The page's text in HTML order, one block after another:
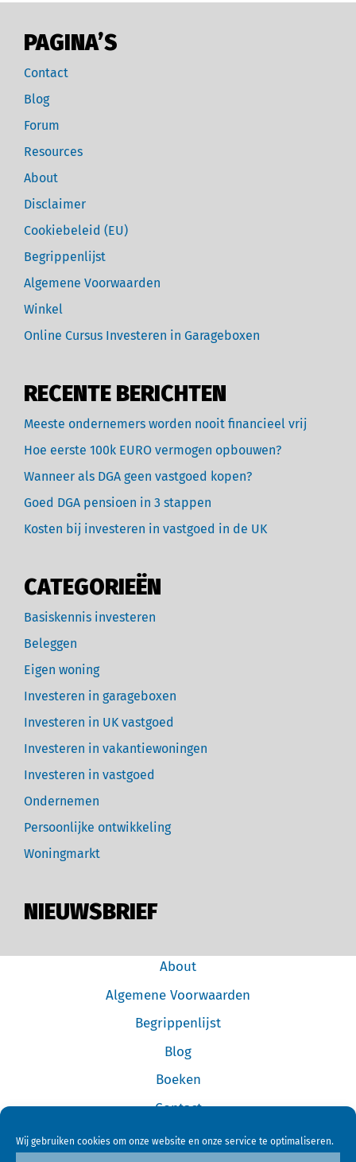
Wij gebruiken cookies om onze website en onze service te optimaliseren.
PAGINA’S
Contact
Blog
Forum
Resources
About
Disclaimer
Cookiebeleid (EU)
Begrippenlijst
Algemene Voorwaarden
Winkel
Online Cursus Investeren in Garageboxen
RECENTE BERICHTEN
Meeste ondernemers worden nooit financieel vrij
Hoe eerste 100k EURO vermogen opbouwen?
Wanneer als DGA geen vastgoed kopen?
Goed DGA pensioen in 3 stappen
Kosten bij investeren in vastgoed in de UK
CATEGORIEËN
Basiskennis investeren
Beleggen
Eigen woning
Investeren in garageboxen
Investeren in UK vastgoed
Investeren in vakantiewoningen
Investeren in vastgoed
Ondernemen
Persoonlijke ontwikkeling
Woningmarkt
NIEUWSBRIEF
About
Algemene Voorwaarden
Begrippenlijst
Blog
Boeken
Contact
Cookiebeleid (EU)